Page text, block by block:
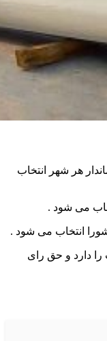
هر شهر انتخاب
می شود .
انتخاب می شود .
دارد و حق رای